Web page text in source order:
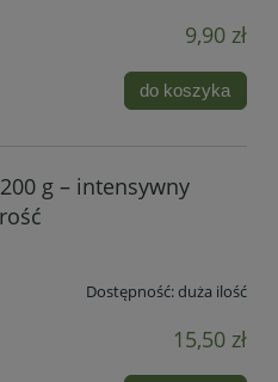
9,90 zł
do koszyka
g – intensywny
Dostępność:duża ilość
15,50 zł